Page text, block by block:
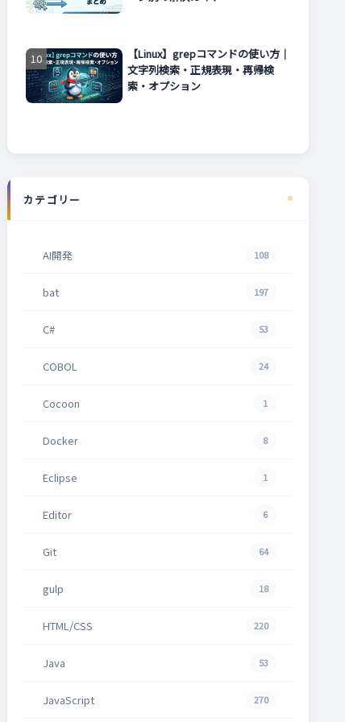
【Linux】grepコマンドの使い方｜
文字列検索・正規表現・再帰検
索・オプション
カテゴリー
AI開発 108
bat 197
C# 53
COBOL 24
Cocoon 1
Docker 8
Eclipse 1
Editor 6
Git 64
gulp 18
HTML/CSS 220
Java 53
JavaScript 270